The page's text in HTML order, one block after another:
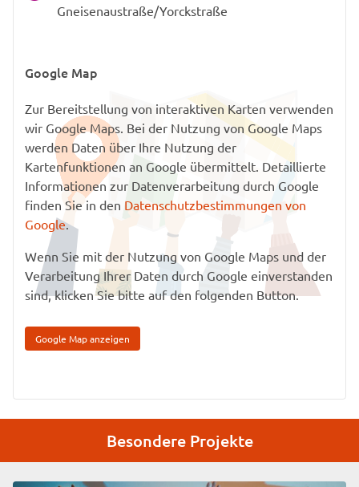
Gneisenaustraße/Yorckstraße
Google Map
Zur Bereitstellung von interaktiven Karten verwenden
wir Google Maps. Bei der Nutzung von Google Maps
werden Daten über Ihre Nutzung der
Kartenfunktionen an Google übermittelt. Detaillierte
Informationen zur Datenverarbeitung durch Google
finden Sie in den Datenschutzbestimmungen von
Google.
Wenn Sie mit der Nutzung von Google Maps und der
Verarbeitung Ihrer Daten durch Google einverstanden
sind, klicken Sie bitte auf den folgenden Button.
Google Map anzeigen
Besondere Projekte